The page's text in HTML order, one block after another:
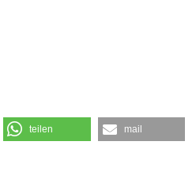
teilen mail